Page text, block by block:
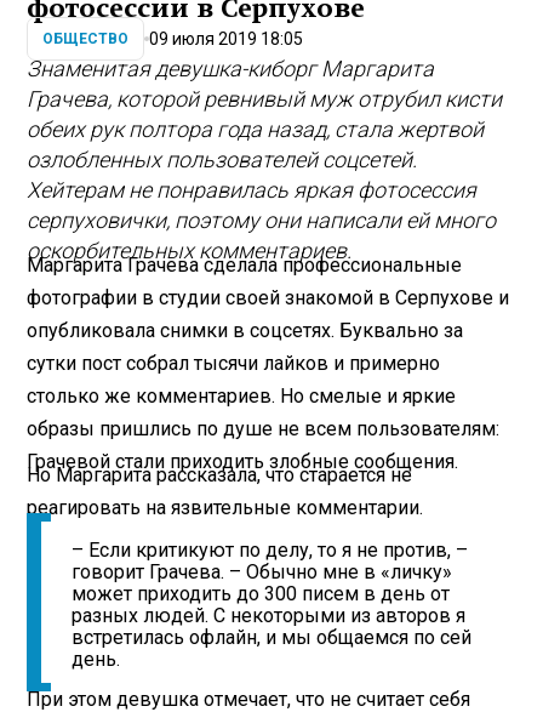
фотосессии в Серпухове
ОБЩЕСТВО 09 июля 2019 18:05
Знаменитая девушка-киборг Маргарита
Грачева, которой ревнивый муж отрубил кисти
обеих рук полтора года назад, стала жертвой
озлобленных пользователей соцсетей.
Хейтерам не понравилась яркая фотосессия
серпуховички, поэтому они написали ей много
оскорбительных комментариев.
Маргарита Грачева сделала профессиональные
фотографии в студии своей знакомой в Серпухове и
опубликовала снимки в соцсетях. Буквально за
сутки пост собрал тысячи лайков и примерно
столько же комментариев. Но смелые и яркие
образы пришлись по душе не всем пользователям:
Грачевой стали приходить злобные сообщения.
Но Маргарита рассказала, что старается не
реагировать на язвительные комментарии.
– Если критикуют по делу, то я не против, –
говорит Грачева. – Обычно мне в «личку»
может приходить до 300 писем в день от
разных людей. С некоторыми из авторов я
встретилась офлайн, и мы общаемся по сей
день.
При этом девушка отмечает, что не считает себя